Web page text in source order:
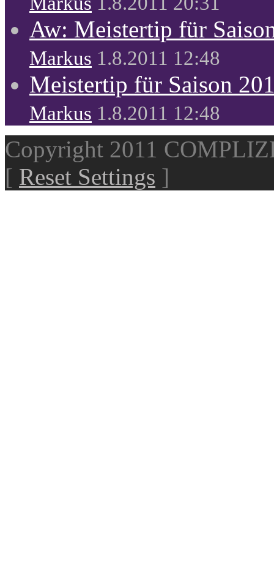
Aw: Meistertip für
Markus 1.8.2011 12:48
Meistertip für Saison
Markus 1.8.2011 12:48
Copyright 2011
[ Reset Settings ]